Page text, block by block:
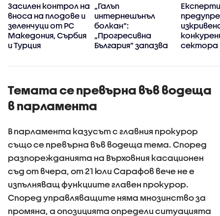
Засилен контрол на
вноса на плодове и
зеленчуци от РС
Македония, Сърбия
и Турция
„Галъп
интернешънъл
болкан“:
„Прогресивна
България“ запазва
доверие през
управление
Експерти
сектора
Темата се превърна във водеща
в парламента
В парламента казусът с главния прокурор
също се превърна във водеща тема. Според
разпорежданията на Върховния касационен
съд от вчера, от 21 юли Сарафов вече не е
изпълняващ функциите главен прокурор.
Според управляващите няма мнозинство за
промяна, а опозицията определи ситуацията